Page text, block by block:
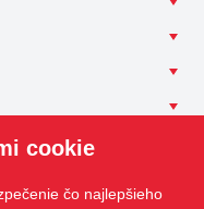
cookie
čo najlepšieho